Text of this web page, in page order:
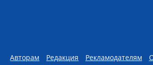
Авторам Редакция Рекламодателям